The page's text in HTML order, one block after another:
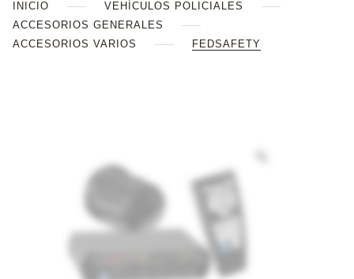
INICIO
VEHÍCULOS POLICIALES
ACCESORIOS GENERALES
ACCESORIOS VARIOS
FEDSAFETY